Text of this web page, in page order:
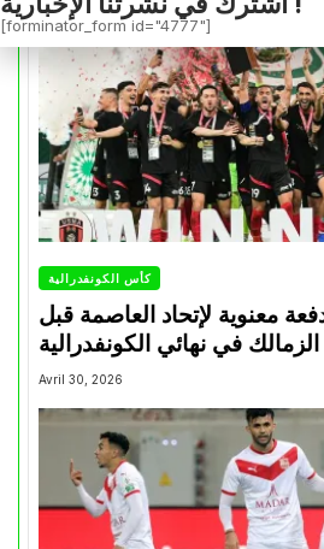
كأس الكونفدرالية
معنوية لإتحاد العاصمة قبل
في نهائي الكونفدرالية
Avril 30, 2026
[forminator_form id="4777"]